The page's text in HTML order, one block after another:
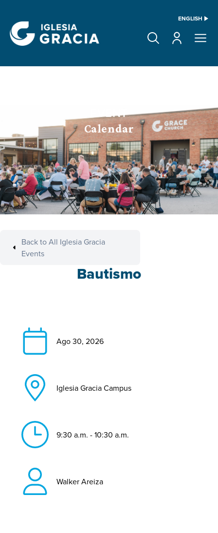
ENGLISH
EVENT
Calendar
Back to All Iglesia Gracia
Events
Bautismo
Ago 30, 2026
Iglesia Gracia Campus
9:30 a.m. - 10:30 a.m.
Walker Areiza